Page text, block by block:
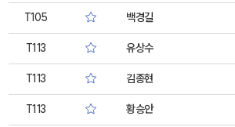
T105 백경길
T113 유상수
T113 김종현
T113 황승안